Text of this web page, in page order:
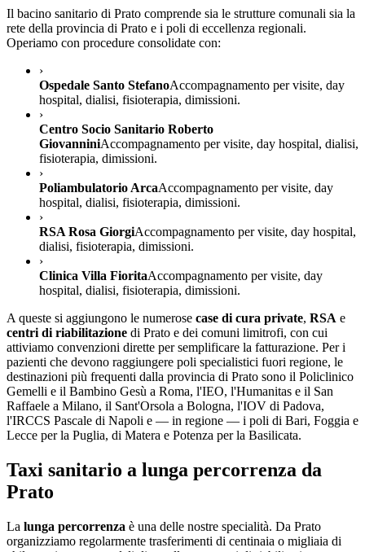
Il bacino sanitario di Prato comprende sia le strutture comunali sia la
rete della provincia di Prato e i poli di eccellenza regionali.
Operiamo con procedure consolidate con:
›
Ospedale Santo StefanoAccompagnamento per visite, day
hospital, dialisi, fisioterapia, dimissioni.
›
Centro Socio Sanitario Roberto
GiovanniniAccompagnamento per visite, day hospital, dialisi,
fisioterapia, dimissioni.
›
Poliambulatorio ArcaAccompagnamento per visite, day
hospital, dialisi, fisioterapia, dimissioni.
›
RSA Rosa GiorgiAccompagnamento per visite, day hospital,
dialisi, fisioterapia, dimissioni.
›
Clinica Villa FioritaAccompagnamento per visite, day
hospital, dialisi, fisioterapia, dimissioni.
A queste si aggiungono le numerose case di cura private, RSA e
centri di riabilitazione di Prato e dei comuni limitrofi, con cui
attiviamo convenzioni dirette per semplificare la fatturazione. Per i
pazienti che devono raggiungere poli specialistici fuori regione, le
destinazioni più frequenti dalla provincia di Prato sono il Policlinico
Gemelli e il Bambino Gesù a Roma, l'IEO, l'Humanitas e il San
Raffaele a Milano, il Sant'Orsola a Bologna, l'IOV di Padova,
l'IRCCS Pascale di Napoli e — in regione — i poli di Bari, Foggia e
Lecce per la Puglia, di Matera e Potenza per la Basilicata.
Taxi sanitario a lunga percorrenza da
Prato
La lunga percorrenza è una delle nostre specialità. Da Prato
organizziamo regolarmente trasferimenti di centinaia o migliaia di